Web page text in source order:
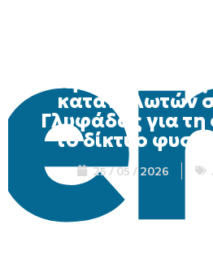
Κινητή μονάδα
καταναλωτών
Γλυφάδας για
το δίκτυο
25 / 05 / 2026